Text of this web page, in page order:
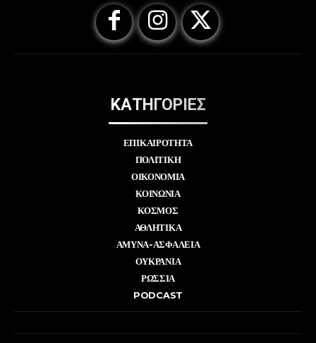
ΚΑΤΗΓΟΡΙΕΣ
ΕΠΙΚΑΙΡΟΤΗΤΑ
ΠΟΛΙΤΙΚΗ
ΟΙΚΟΝΟΜΙΑ
ΚΟΙΝΩΝΙΑ
ΚΟΣΜΟΣ
ΑΘΛΗΤΙΚΑ
ΑΜΥΝΑ-ΑΣΦΑΛΕΙΑ
ΟΥΚΡΑΝΙΑ
ΡΩΣΣΙΑ
PODCAST